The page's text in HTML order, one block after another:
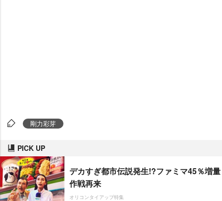
剛力彩芽
PICK UP
デカすぎ都市伝説発生!?ファミマ45％増量
作戦再来
オリコンタイアップ特集